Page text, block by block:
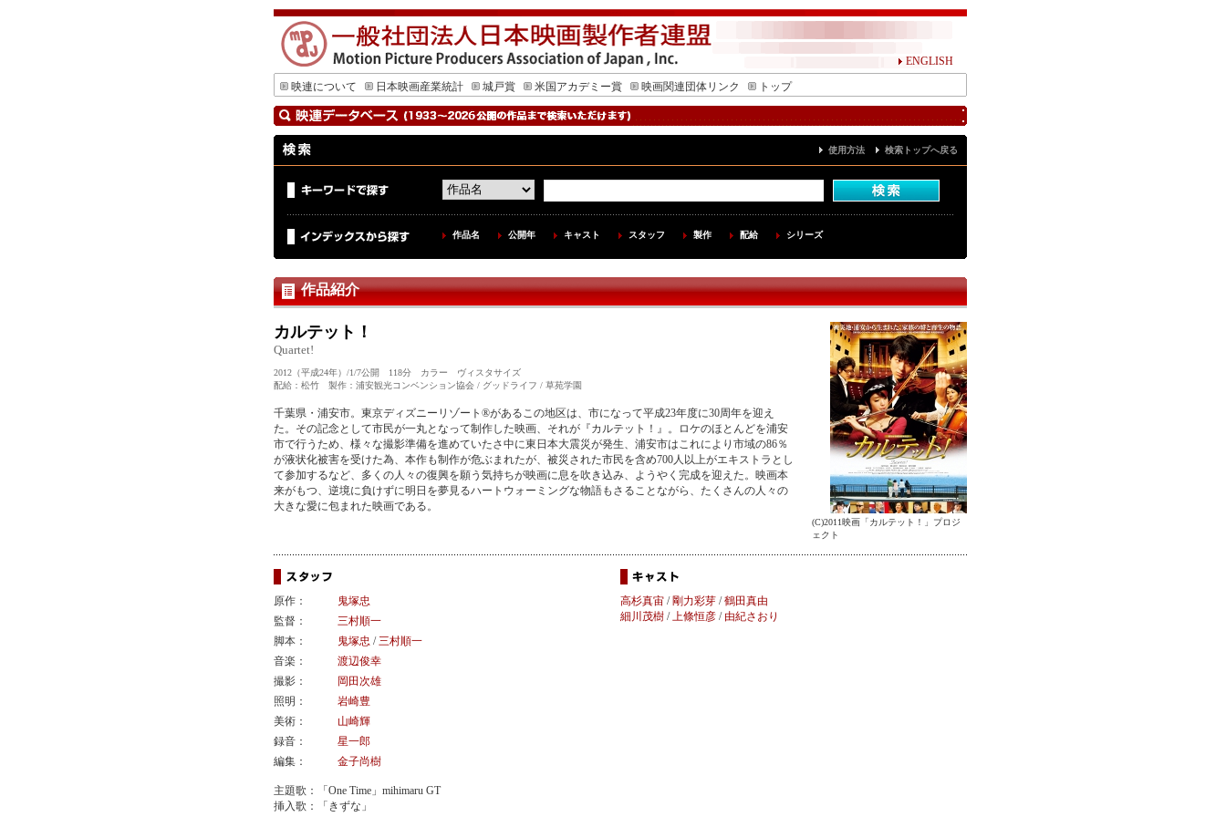
ENGLISH
映連について
日本映画産業統計 城戸賞 米国アカデミー賞 映画関連団体リンク トップ
使用方法 検索トップへ戻る
作品名 公開年 キャスト スタッフ 製作 配給 シリーズ
作品紹介
カルテット！
Quartet!
2012（平成24年）/1/7公開 118分 カラー ヴィスタサイズ
配給：松竹 製作：浦安観光コンベンション協会 / グッドライフ / 草苑学園
千葉県・浦安市。東京ディズニーリゾート®があるこの地区は、市になって平成23年度に30周年を迎え
た。その記念として市民が一丸となって制作した映画、それが『カルテット！』。ロケのほとんどを浦安
市で行うため、様々な撮影準備を進めていたさ中に東日本大震災が発生、浦安市はこれにより市域の86％
が液状化被害を受けた為、本作も制作が危ぶまれたが、被災された市民を含め700人以上がエキストラとし
て参加するなど、多くの人々の復興を願う気持ちが映画に息を吹き込み、ようやく完成を迎えた。映画本
来がもつ、逆境に負けずに明日を夢見るハートウォーミングな物語もさることながら、たくさんの人々の
大きな愛に包まれた映画である。
(C)2011映画「カルテット！」プロジ
ェクト
原作：
鬼塚忠
監督：
三村順一
脚本：
鬼塚忠 /三村順一
音楽：
渡辺俊幸
撮影：
岡田次雄
照明：
岩崎豊
美術：
山崎輝
録音：
星一郎
編集：
金子尚樹
高杉真宙/ 剛力彩芽/鶴田真由
細川茂樹/上條恒彦/ 由紀さおり
主題歌：「One Time」mihimaru GT
挿入歌：「きずな」